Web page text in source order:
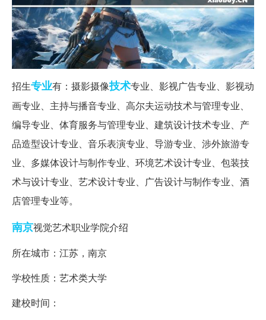
招生专业有：摄影摄像技术专业、影视广告专业、影视动
画专业、主持与播音专业、高尔夫运动技术与管理专业、
编导专业、体育服务与管理专业、建筑设计技术专业、产
品造型设计专业、音乐表演专业、导游专业、涉外旅游专
业、多媒体设计与制作专业、环境艺术设计专业、包装技
术与设计专业、艺术设计专业、广告设计与制作专业、酒
店管理专业等。
南京视觉艺术职业学院介绍
所在城市：江苏，南京
学校性质：艺术类大学
建校时间：